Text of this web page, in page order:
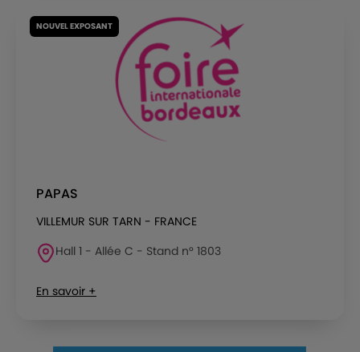
NOUVEL EXPOSANT
PAPAS
VILLEMUR SUR TARN - FRANCE
Hall 1 - Allée C - Stand n° 1803
En savoir +